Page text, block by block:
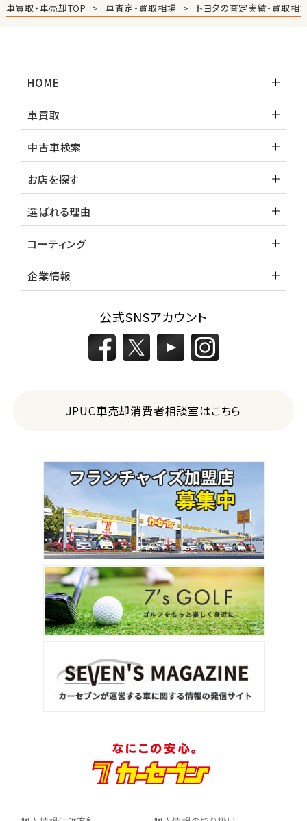
車買取・車売却TOP 車査定・買取相場 トヨタの査定実績・買取相
HOME
車買取
中古車検索
お店を探す
選ばれる理由
コーティング
企業情報
公式SNSアカウント
JPUC車売却消費者相談室はこちら